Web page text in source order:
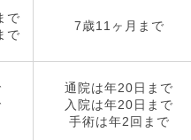
で
で
7歳11ヶ月まで
通院は年20日まで
入院は年20日まで
手術は年2回まで